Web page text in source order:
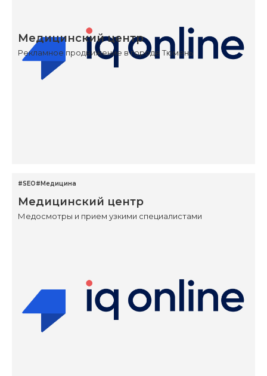
Медицинский центр
Рекламное продвижение в городе Тюмень
#SEO#Медицина
Медицинский центр
Медосмотры и прием узкими специалистами